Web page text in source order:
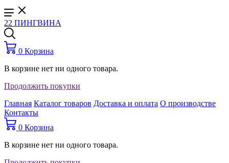
22 ПИНГВИНА
0 Корзина
В корзине нет ни одного товара.
Продолжить покупки
Главная Каталог товаров Доставка и оплата О производстве
Контакты
0 Корзина
В корзине нет ни одного товара.